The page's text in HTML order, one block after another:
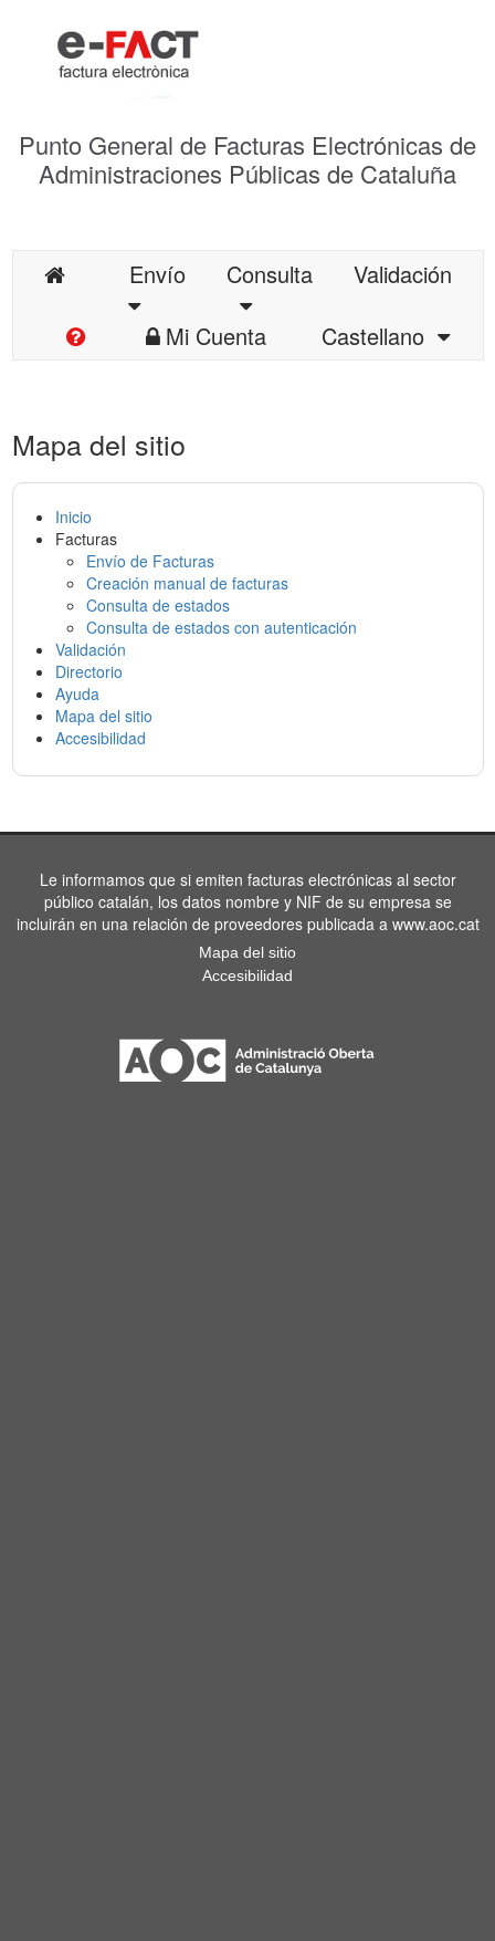
Punto General de Facturas Electrónicas de
Administraciones Públicas de Cataluña
Envío Consulta
Validación
Mi Cuenta
Castellano
Mapa del sitio
Inicio
Facturas
Envío de Facturas
Creación manual de facturas
Consulta de estados
Consulta de estados con autenticación
Validación
Directorio
Ayuda
Mapa del sitio
Accesibilidad
Le informamos que si emiten facturas electrónicas al sector
público catalán, los datos nombre y NIF de su empresa se
incluirán en una relación de proveedores publicada a www.aoc.cat
Mapa del sitio
Accesibilidad